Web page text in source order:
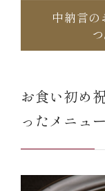
中納言の
お食い初め
ったメニュー